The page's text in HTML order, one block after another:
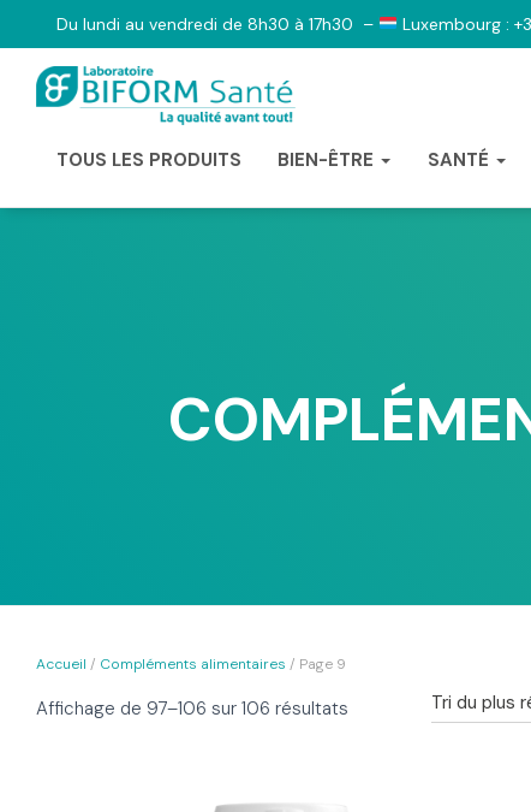
Du lundi au vendredi de 8h30 à 17h30 – Luxembourg :
TOUS LES PRODUITS BIEN-ÊTRE SANTÉ
Accueil / Compléments alimentaires / Page 9
Affichage de 97–106 sur 106 résultats